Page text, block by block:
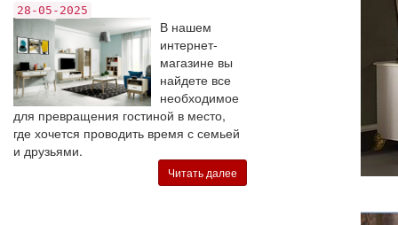
28-05-2025
В нашем
интернет-
магазине вы
найдете все
необходимое
для превращения гостиной в место,
где хочется проводить время с семьей
и друзьями.
Читать далее